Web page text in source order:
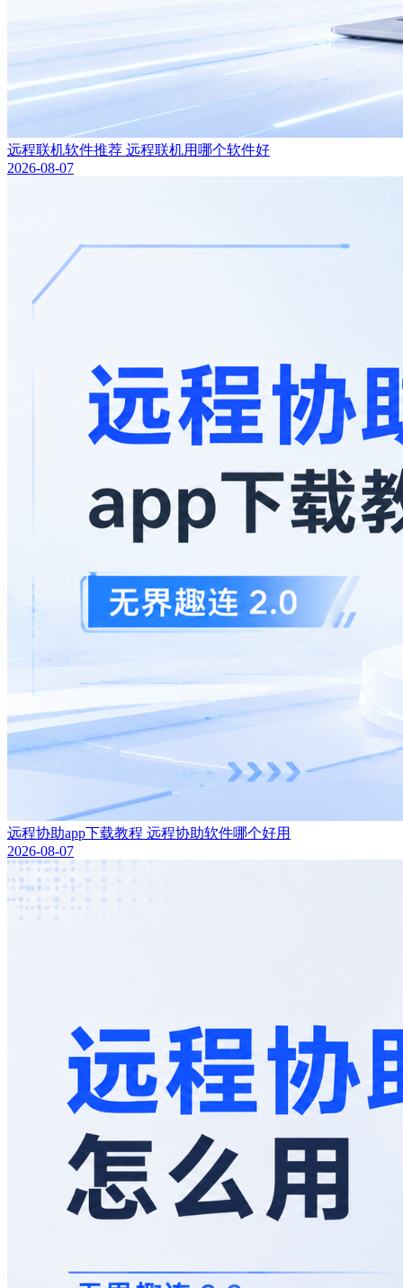
远程联机软件推荐 远程联机用哪个软件好
2026-08-07
远程协助app下载教程 远程协助软件哪个好用
2026-08-07